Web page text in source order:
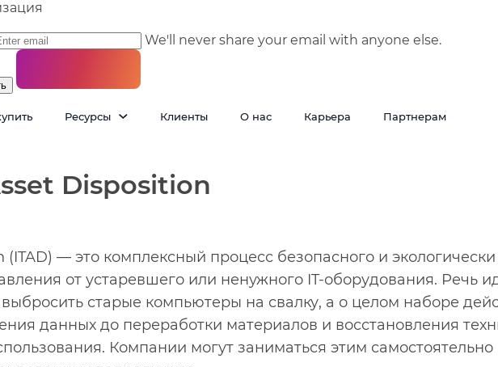
We'll never share your email with anyone else.
Ресурсы Клиенты О нас Карьера Партнерам
Disposition
(ITAD) — это комплексный процесс безопасного и экологически
от устаревшего или ненужного IT-оборудования. Речь
старые компьютеры на свалку, а о целом наборе
данных до переработки материалов и восстановления
Компании могут заниматься этим самостоятельно